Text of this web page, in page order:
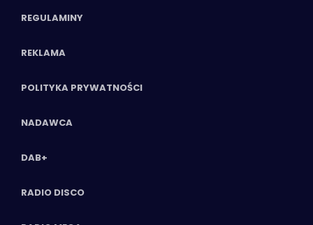
REGULAMINY
REKLAMA
POLITYKA PRYWATNOŚCI
NADAWCA
DAB+
RADIO DISCO